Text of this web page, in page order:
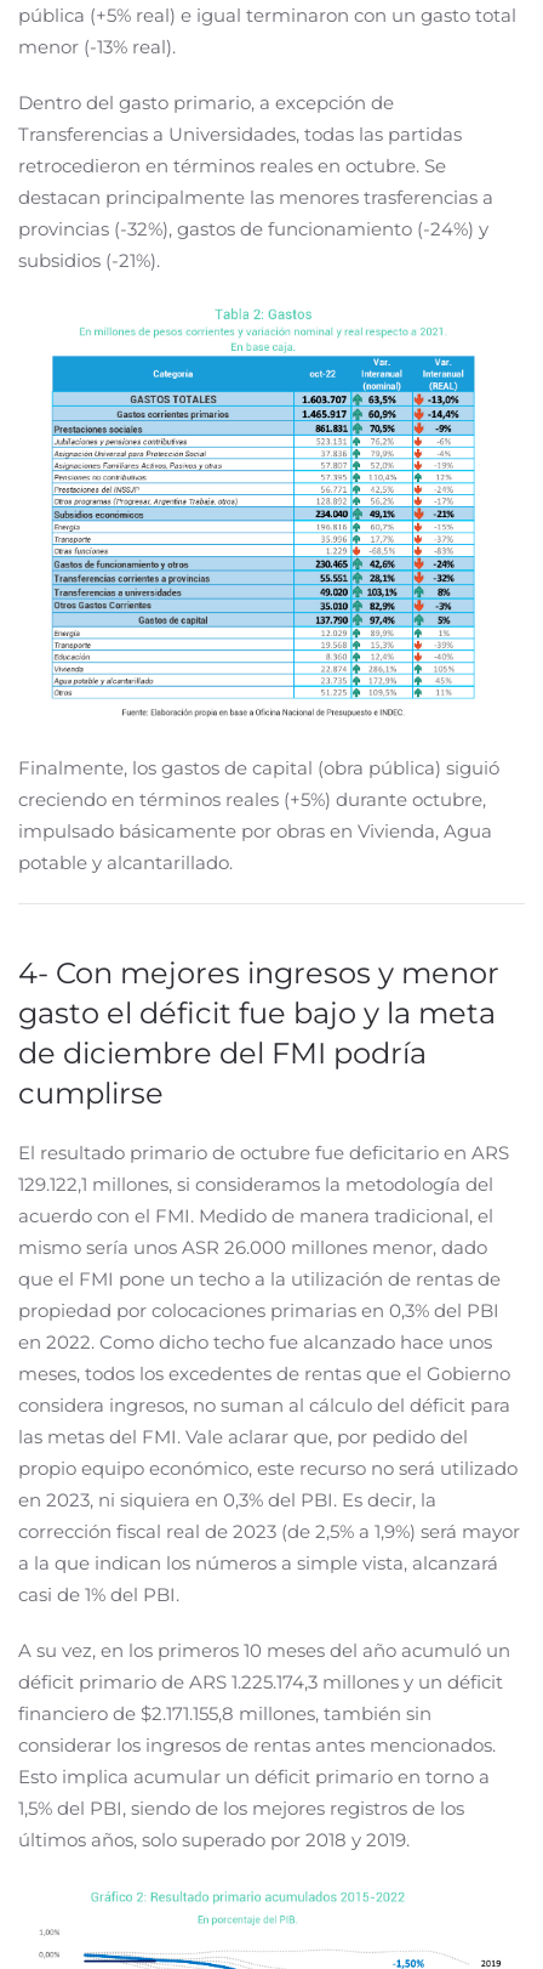
pública (+5% real) e igual terminaron con un gasto total
menor (-13% real).
Dentro del gasto primario, a excepción de
Transferencias a Universidades, todas las partidas
retrocedieron en términos reales en octubre. Se
destacan principalmente las menores trasferencias a
provincias (-32%), gastos de funcionamiento (-24%) y
subsidios (-21%).
Finalmente, los gastos de capital (obra pública) siguió
creciendo en términos reales (+5%) durante octubre,
impulsado básicamente por obras en Vivienda, Agua
potable y alcantarillado.
4- Con mejores ingresos y menor
gasto el déficit fue bajo y la meta
de diciembre del FMI podría
cumplirse
El resultado primario de octubre fue deficitario en ARS
129.122,1 millones, si consideramos la metodología del
acuerdo con el FMI. Medido de manera tradicional, el
mismo sería unos ASR 26.000 millones menor, dado
que el FMI pone un techo a la utilización de rentas de
propiedad por colocaciones primarias en 0,3% del PBI
en 2022. Como dicho techo fue alcanzado hace unos
meses, todos los excedentes de rentas que el Gobierno
considera ingresos, no suman al cálculo del déficit para
las metas del FMI. Vale aclarar que, por pedido del
propio equipo económico, este recurso no será utilizado
en 2023, ni siquiera en 0,3% del PBI. Es decir, la
corrección fiscal real de 2023 (de 2,5% a 1,9%) será mayor
a la que indican los números a simple vista, alcanzará
casi de 1% del PBI.
A su vez, en los primeros 10 meses del año acumuló un
déficit primario de ARS 1.225.174,3 millones y un déficit
financiero de $2.171.155,8 millones, también sin
considerar los ingresos de rentas antes mencionados.
Esto implica acumular un déficit primario en torno a
1,5% del PBI, siendo de los mejores registros de los
últimos años, solo superado por 2018 y 2019.